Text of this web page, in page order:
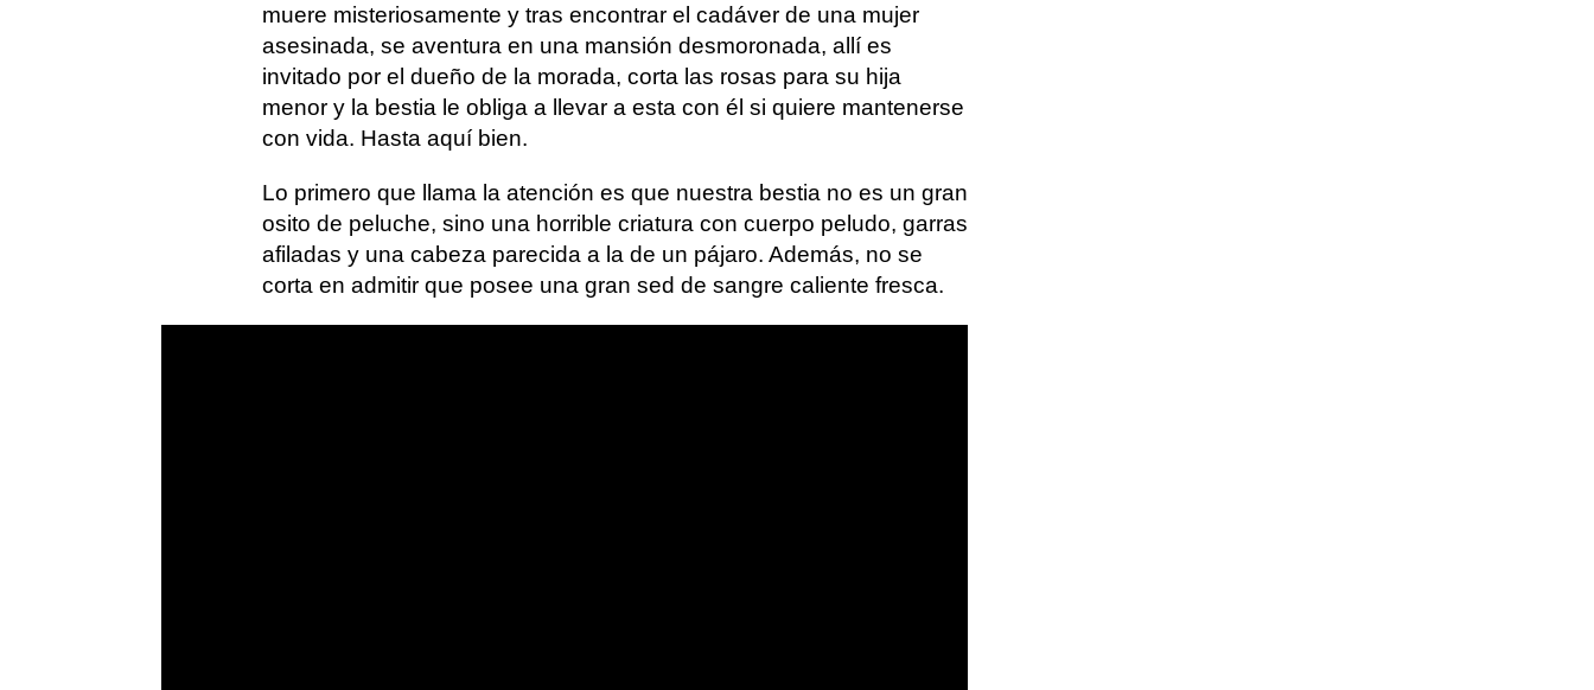
muere misteriosamente y tras encontrar el cadáver de una mujer
asesinada, se aventura en una mansión desmoronada, allí es
invitado por el dueño de la morada, corta las rosas para su hija
menor y la bestia le obliga a llevar a esta con él si quiere mantenerse
con vida. Hasta aquí bien.
Lo primero que llama la atención es que nuestra bestia no es un gran
osito de peluche, sino una horrible criatura con cuerpo peludo, garras
afiladas y una cabeza parecida a la de un pájaro. Además, no se
corta en admitir que posee una gran sed de sangre caliente fresca.